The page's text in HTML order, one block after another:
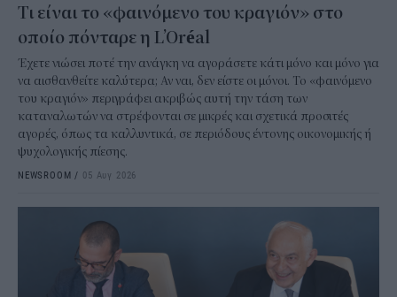
Τι είναι το «φαινόμενο του κραγιόν» στο
οποίο πόνταρε η L’Oréal
Έχετε νιώσει ποτέ την ανάγκη να αγοράσετε κάτι μόνο και μόνο για
να αισθανθείτε καλύτερα; Αν ναι, δεν είστε οι μόνοι. Το «φαινόμενο
του κραγιόν» περιγράφει ακριβώς αυτή την τάση των
καταναλωτών να στρέφονται σε μικρές και σχετικά προσιτές
αγορές, όπως τα καλλυντικά, σε περιόδους έντονης οικονομικής ή
ψυχολογικής πίεσης.
NEWSROOM / 05 Αυγ 2026